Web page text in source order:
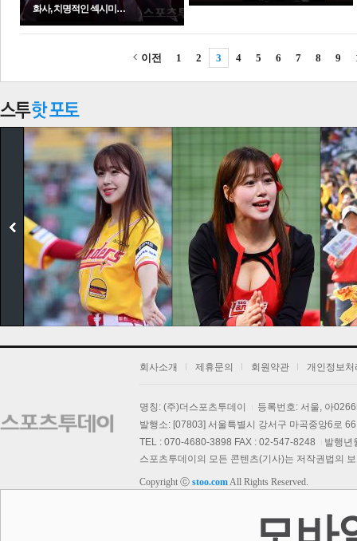
화사, 치명적인 섹시미…
이전 1 2 3 4 5 6 7 8 9
회사소개 제휴문의 회원약관 개인정보처
명칭: (주)더스포츠투데이
등록번호: 서울, 아
발행소: [07803] 서울특별시 강서구 마곡중앙6로
TEL : 070-4680-3898 FAX : 02-547-8248
발행년
스포츠투데이의 모든 콘텐츠(기사)는 저작권법의
Copyright ⓒ stoo.comAll Rights Reserved.